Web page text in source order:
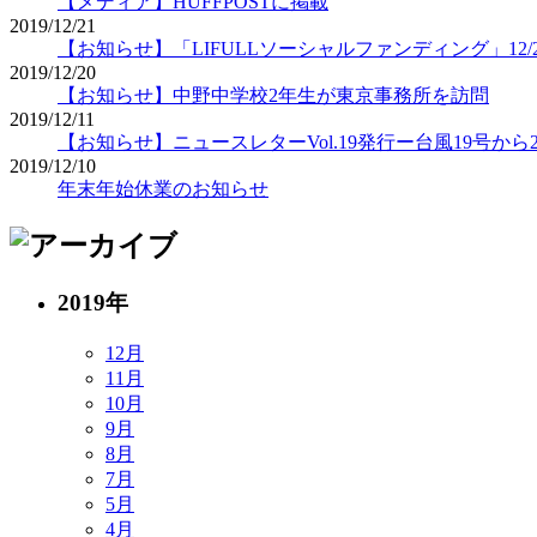
2019/12/21
【お知らせ】「LIFULLソーシャルファンディング」12/
2019/12/20
【お知らせ】中野中学校2年生が東京事務所を訪問
2019/12/11
【お知らせ】ニュースレターVol.19発行ー台風19号から
2019/12/10
年末年始休業のお知らせ
2019年
12月
11月
10月
9月
8月
7月
5月
4月